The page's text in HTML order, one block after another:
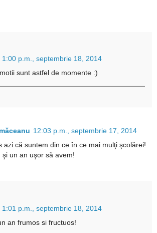
1:00 p.m., septembrie 18, 2014
sunt astfel de momente :)
12:03 p.m., septembrie 17, 2014
azi că suntem din ce în ce mai mulţi şcolărei!
şi un an uşor să avem!
1:01 p.m., septembrie 18, 2014
an frumos si fructuos!